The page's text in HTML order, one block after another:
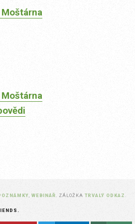
, WEBINÁŘ. ZÁLOŽKA TRVALÝ ODKAZ.